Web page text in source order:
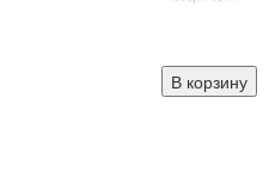
В корзину